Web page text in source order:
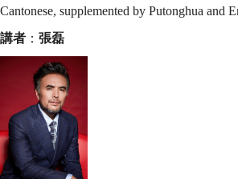
Cantonese, supplemented by Putonghua and
講者 ： 張磊